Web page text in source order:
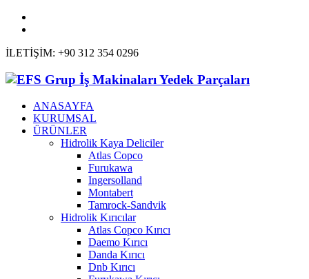
İLETİŞİM: +90 312 354 0296
ANASAYFA
KURUMSAL
ÜRÜNLER
Hidrolik Kaya Deliciler
Atlas Copco
Furukawa
Ingersolland
Montabert
Tamrock-Sandvik
Hidrolik Kırıcılar
Atlas Copco Kırıcı
Daemo Kırıcı
Danda Kırıcı
Dnb Kırıcı